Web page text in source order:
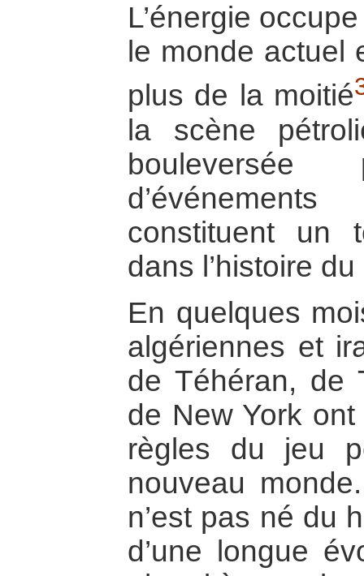
L’énergie
le monde actuel
plus de la moitié
la scène
constituent un
dans l’histoire
En quelques
algériennes et
de Téhéran, de
de New York
règles du jeu
nouveau
n’est pas né du
d’une longue